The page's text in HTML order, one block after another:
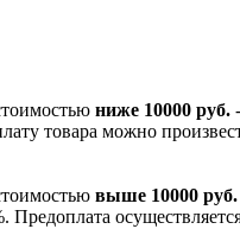
ниже 10000 руб.
товара можно
выше 10000 руб.
Предоплата